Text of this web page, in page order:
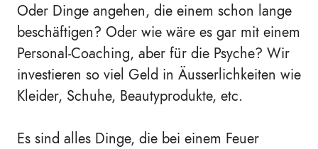
Oder Dinge angehen, die einem schon lange
beschäftigen? Oder wie wäre es gar mit einem
Personal-Coaching, aber für die Psyche? Wir
investieren so viel Geld in Äusserlichkeiten wie
Kleider, Schuhe, Beautyprodukte, etc.
Es sind alles Dinge, die bei einem Feuer